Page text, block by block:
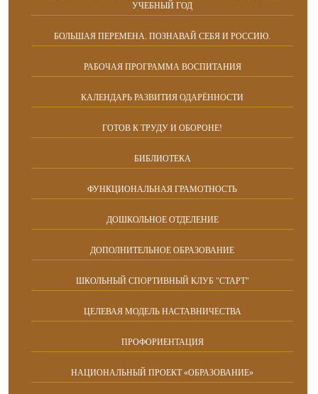
УЧЕБНЫЙ ГОД
БОЛЬШАЯ ПЕРЕМЕНА. ПОЗНАВАЙ СЕБЯ И РОССИЮ.
РАБОЧАЯ ПРОГРАММА ВОСПИТАНИЯ
КАЛЕНДАРЬ РАЗВИТИЯ ОДАРЁННОСТИ
ГОТОВ К ТРУДУ И ОБОРОНЕ!
БИБЛИОТЕКА
ФУНКЦИОНАЛЬНАЯ ГРАМОТНОСТЬ
ДОШКОЛЬНОЕ ОТДЕЛЕНИЕ
ДОПОЛНИТЕЛЬНОЕ ОБРАЗОВАНИЕ
ШКОЛЬНЫЙ СПОРТИВНЫЙ КЛУБ "СТАРТ"
ЦЕЛЕВАЯ МОДЕЛЬ НАСТАВНИЧЕСТВА
ПРОФОРИЕНТАЦИЯ
НАЦИОНАЛЬНЫЙ ПРОЕКТ «ОБРАЗОВАНИЕ»